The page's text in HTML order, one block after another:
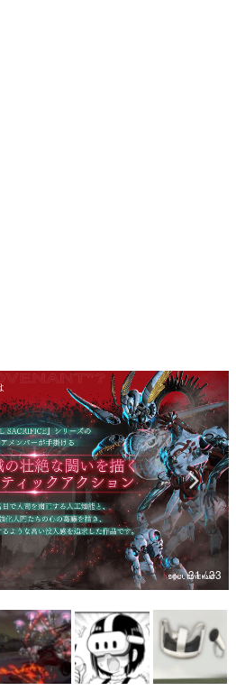
た日本語
技」「ラスボス」… ゲームにまつわる言葉
変遷を、コンピューター文化史研究家・タ
調査。
31 / 33